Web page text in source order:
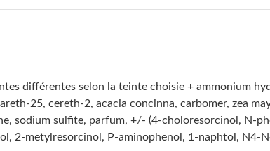
différentes selon la teinte choisie + ammonium
25, cereth-2, acacia concinna, carbomer, zea
sodium sulfite, parfum, +/- (4-choloresorcinol, N-
2-metylresorcinol, P-aminophenol, 1-naphtol, N4-